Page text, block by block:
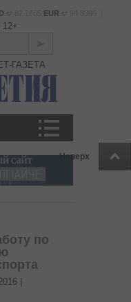
Наверх
EUR
12+
ГАЗЕТА
по